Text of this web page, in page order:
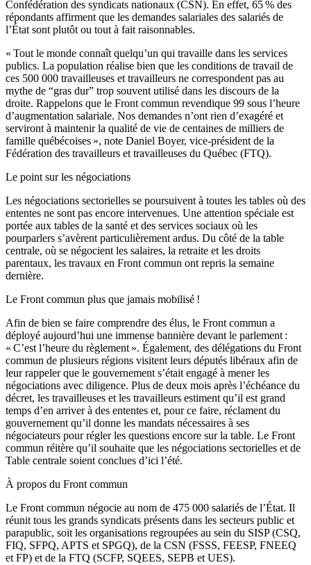
Confédération des syndicats nationaux (CSN). En effet, 65 % des
répondants affirment que les demandes salariales des salariés de
l’État sont plutôt ou tout à fait raisonnables.
« Tout le monde connaît quelqu’un qui travaille dans les services
publics. La population réalise bien que les conditions de travail de
ces 500 000 travailleuses et travailleurs ne correspondent pas au
mythe de “gras dur” trop souvent utilisé dans les discours de la
droite. Rappelons que le Front commun revendique 99 sous l’heure
d’augmentation salariale. Nos demandes n’ont rien d’exagéré et
serviront à maintenir la qualité de vie de centaines de milliers de
famille québécoises », note Daniel Boyer, vice-président de la
Fédération des travailleurs et travailleuses du Québec (FTQ).
Le point sur les négociations
Les négociations sectorielles se poursuivent à toutes les tables où des
ententes ne sont pas encore intervenues. Une attention spéciale est
portée aux tables de la santé et des services sociaux où les
pourparlers s’avèrent particulièrement ardus. Du côté de la table
centrale, où se négocient les salaires, la retraite et les droits
parentaux, les travaux en Front commun ont repris la semaine
dernière.
Le Front commun plus que jamais mobilisé !
Afin de bien se faire comprendre des élus, le Front commun a
déployé aujourd’hui une immense bannière devant le parlement :
« C’est l’heure du règlement ». Également, des délégations du Front
commun de plusieurs régions visitent leurs députés libéraux afin de
leur rappeler que le gouvernement s’était engagé à mener les
négociations avec diligence. Plus de deux mois après l’échéance du
décret, les travailleuses et les travailleurs estiment qu’il est grand
temps d’en arriver à des ententes et, pour ce faire, réclament du
gouvernement qu’il donne les mandats nécessaires à ses
négociateurs pour régler les questions encore sur la table. Le Front
commun réitère qu’il souhaite que les négociations sectorielles et de
Table centrale soient conclues d’ici l’été.
À propos du Front commun
Le Front commun négocie au nom de 475 000 salariés de l’État. Il
réunit tous les grands syndicats présents dans les secteurs public et
parapublic, soit les organisations regroupées au sein du SISP (CSQ,
FIQ, SFPQ, APTS et SPGQ), de la CSN (FSSS, FEESP, FNEEQ
et FP) et de la FTQ (SCFP, SQEES, SEPB et UES).